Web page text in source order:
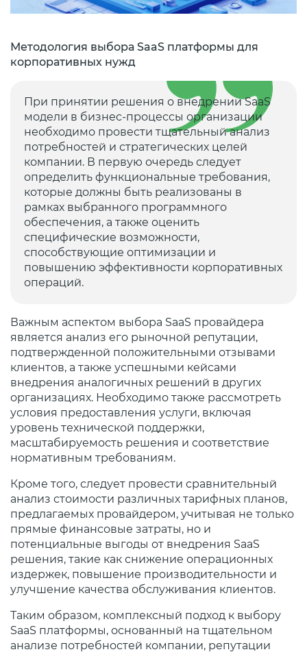
Методология выбора SaaS платформы для
корпоративных нужд
При принятии решения о внедрении SaaS
модели в бизнес-процессы организации
необходимо провести тщательный анализ
потребностей и стратегических целей
компании. В первую очередь следует
определить функциональные требования,
которые должны быть реализованы в
рамках выбранного программного
обеспечения, а также оценить
специфические возможности,
способствующие оптимизации и
повышению эффективности корпоративных
операций.
Важным аспектом выбора SaaS провайдера
является анализ его рыночной репутации,
подтвержденной положительными отзывами
клиентов, а также успешными кейсами
внедрения аналогичных решений в других
организациях. Необходимо также рассмотреть
условия предоставления услуги, включая
уровень технической поддержки,
масштабируемость решения и соответствие
нормативным требованиям.
Кроме того, следует провести сравнительный
анализ стоимости различных тарифных планов,
предлагаемых провайдером, учитывая не только
прямые финансовые затраты, но и
потенциальные выгоды от внедрения SaaS
решения, такие как снижение операционных
издержек, повышение производительности и
улучшение качества обслуживания клиентов.
Таким образом, комплексный подход к выбору
SaaS платформы, основанный на тщательном
анализе потребностей компании, репутации